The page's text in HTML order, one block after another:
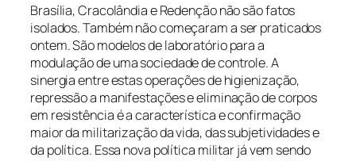
Brasília, Cracolândia e Redenção não são fatos
isolados. Também não começaram a ser praticados
ontem. São modelos de laboratório para a
modulação de uma sociedade de controle. A
sinergia entre estas operações de higienização,
repressão a manifestações e eliminação de corpos
em resistência é a característica e confirmação
maior da militarização da vida, das subjetividades e
da política. Essa nova política militar já vem sendo